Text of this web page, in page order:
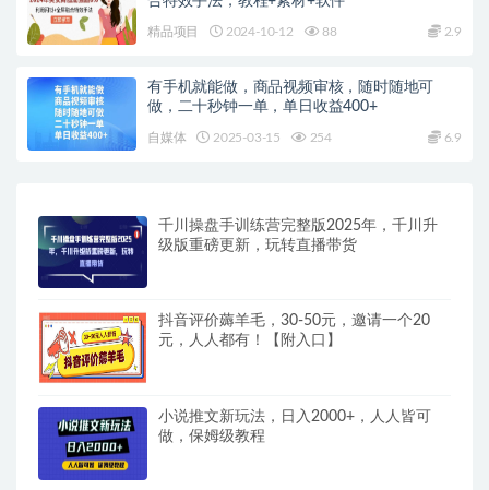
精品项目 2024-10-12 88 2.9
有手机就能做，商品视频审核，随时随地可
做，二十秒钟一单，单日收益400+
自媒体 2025-03-15 254 6.9
千川操盘手训练营完整版2025年，千川升
级版重磅更新，玩转直播带货
抖音评价薅羊毛，30-50元，邀请一个20
元，人人都有！【附入口】
小说推文新玩法，日入2000+，人人皆可
做，保姆级教程